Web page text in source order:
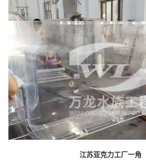
江苏亚克力工厂一角